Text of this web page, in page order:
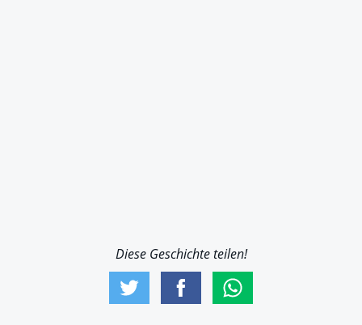
Diese Geschichte teilen!